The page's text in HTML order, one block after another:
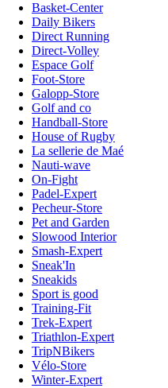
Basket-Center
Daily Bikers
Direct Running
Direct-Volley
Espace Golf
Foot-Store
Galopp-Store
Golf and co
Handball-Store
House of Rugby
La sellerie de Maé
Nauti-wave
On-Fight
Padel-Expert
Pecheur-Store
Pet and Garden
Slowood Interior
Smash-Expert
Sneak'In
Sneakids
Sport is good
Training-Fit
Trek-Expert
Triathlon-Expert
TripNBikers
Vélo-Store
Winter-Expert